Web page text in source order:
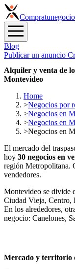
Compratunegocio
Blog
Publicar un anuncio
Alquiler y venta de
Montevideo
Home
>Negocios por
>Negocios en
>Negocios en
>Negocios en
El mercado del
hoy 30 negocios en
región Metropolitana.
vendedores.
Montevideo se divide
Ciudad Vieja, Centro,
En los alrededores,
negocio: Canelones,
Mercado y territorio